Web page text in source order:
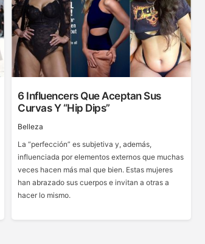
6 Influencers Que Aceptan Sus
Curvas Y “hip Dips”
Belleza
La “perfección” es subjetiva y, además,
influenciada por elementos externos que muchas
veces hacen más mal que bien. Estas mujeres
han abrazado sus cuerpos e invitan a otras a
hacer lo mismo.